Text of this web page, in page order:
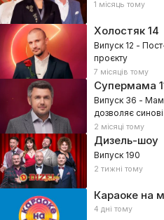
1 місяць тому
Холостяк14
Випуск 12 -
проєкту
7 місяців тому
Супермама
Випуск 36 -
дозволяє
собою?
2 місяці тому
Дизель-шоу
Випуск 190
2 тижні тому
Караоке на
4 дні тому